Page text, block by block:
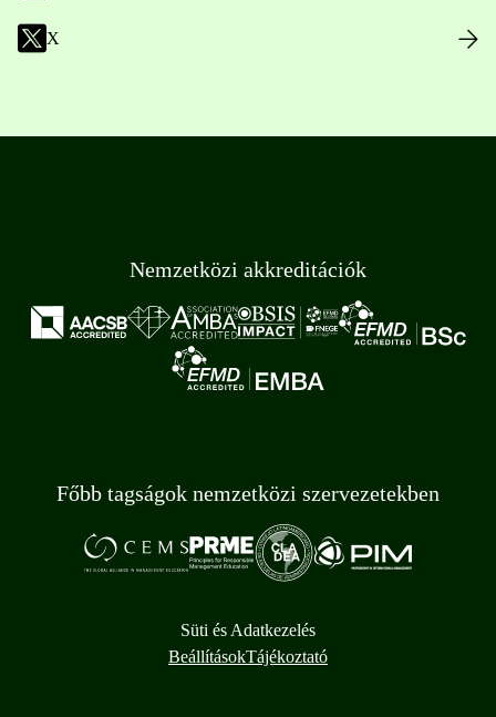
X
Nemzetközi akkreditációk
Főbb tagságok nemzetközi szervezetekben
Süti és Adatkezelés
BeállításokTájékoztató